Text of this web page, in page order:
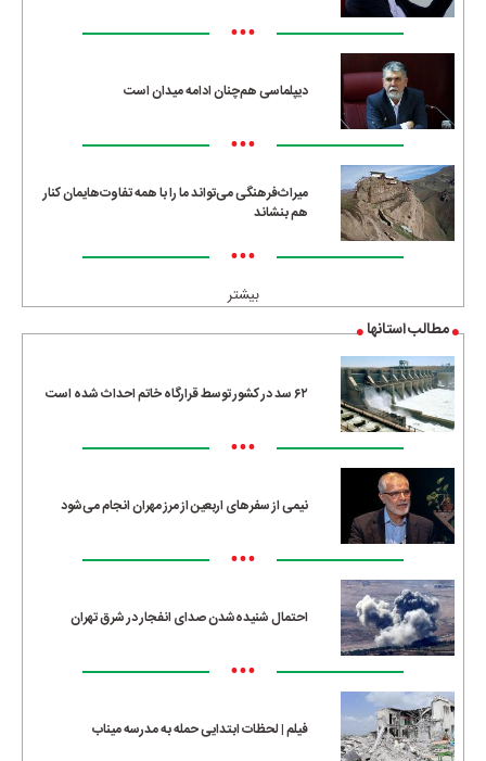
•••
دیپلماسی هم‌چنان ادامه میدان است
•••
میراث‌فرهنگی می‌تواند ما را با همه تفاوت‌هایمان کنار
هم بنشاند
•••
بیشتر
مطالب استانها
۶۲ سد در کشور توسط قرارگاه خاتم احداث شده است
•••
نیمی از سفرهای اربعین از مرز مهران انجام می‌شود
•••
احتمال شنیده‌شدن صدای انفجار در شرق تهران
•••
فیلم | لحظات ابتدایی حمله به مدرسه میناب